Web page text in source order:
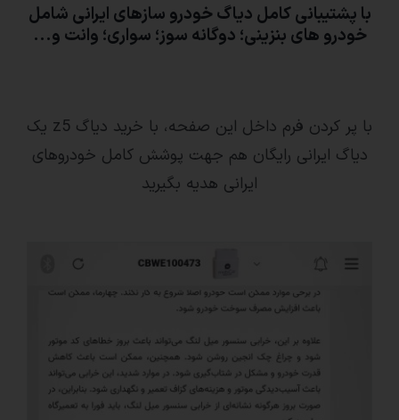
با پشتیبانی کامل دیاگ خودرو سازهای ایرانی شامل
خودرو های بنزینی؛ دوگانه سوز؛ سواری؛ وانت و...
با پر کردن فرم داخل این صفحه، با خرید دیاگ z5 یک
دیاگ ایرانی رایگان هم جهت پوشش کامل خودروهای
ایرانی هدیه بگیرید